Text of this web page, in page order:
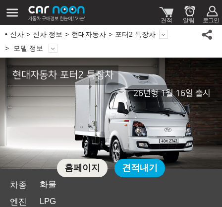
신차 신차 정보 현대자동차
포터2 특장차
모델 정보
현대자동차 포터2 특장차
26년형 1월 16일 출시
차종
화물
엔진
LPG
홈페이지 견적내기